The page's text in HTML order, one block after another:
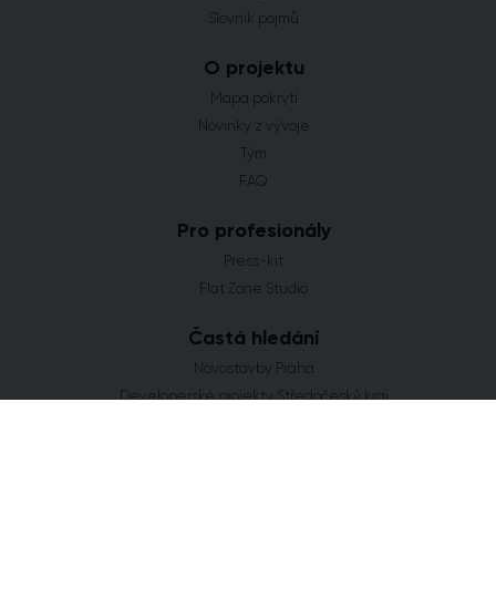
Slovník pojmů
O projektu
Mapa pokrytí
Novinky z vývoje
Tým
FAQ
Pro profesionály
Press-kit
Flat Zone Studio
Častá hledání
Novostavby Praha
Developerské projekty Středočeský kraj